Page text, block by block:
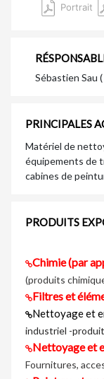
Portrait
Sébastien Sau
PRINCIPALES
Matériel de
équipements de
cabines de
PRODUITS
Chimie (par
(produits
Filtres et
Nettoyage et
industriel -
Nettoyage et
Fournitures,